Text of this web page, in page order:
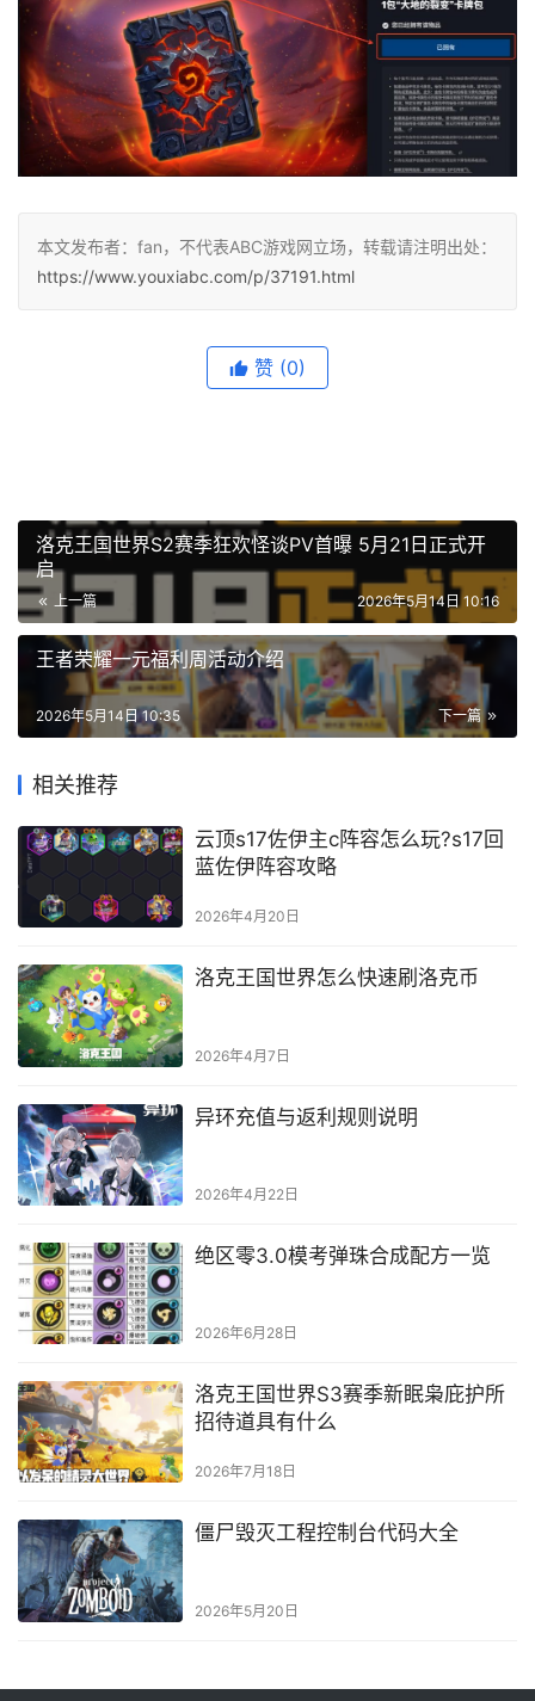
本文发布者：fan，不代表ABC游戏网立场，转载请注明出处：
https://www.youxiabc.com/p/37191.html
赞 (0)
洛克王国世界S2赛季狂欢怪谈PV首曝 5月21日正式开
启
上一篇 2026年5月14日 10:16
王者荣耀一元福利周活动介绍
下一篇
2026年5月14日 10:35
相关推荐
云顶s17佐伊主c阵容怎么玩?s17回
蓝佐伊阵容攻略
2026年4月20日
洛克王国世界怎么快速刷洛克币
2026年4月7日
异环充值与返利规则说明
2026年4月22日
绝区零3.0模考弹珠合成配方一览
2026年6月28日
洛克王国世界S3赛季新眠枭庇护所
招待道具有什么
2026年7月18日
僵尸毁灭工程控制台代码大全
2026年5月20日